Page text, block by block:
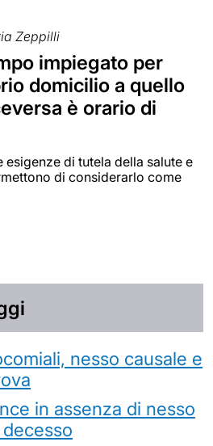
Zeppilli
impiegato per
domicilio a quello
è orario di
esigenze di tutela della salute e
di considerarlo come
nesso causale e
in assenza di nesso